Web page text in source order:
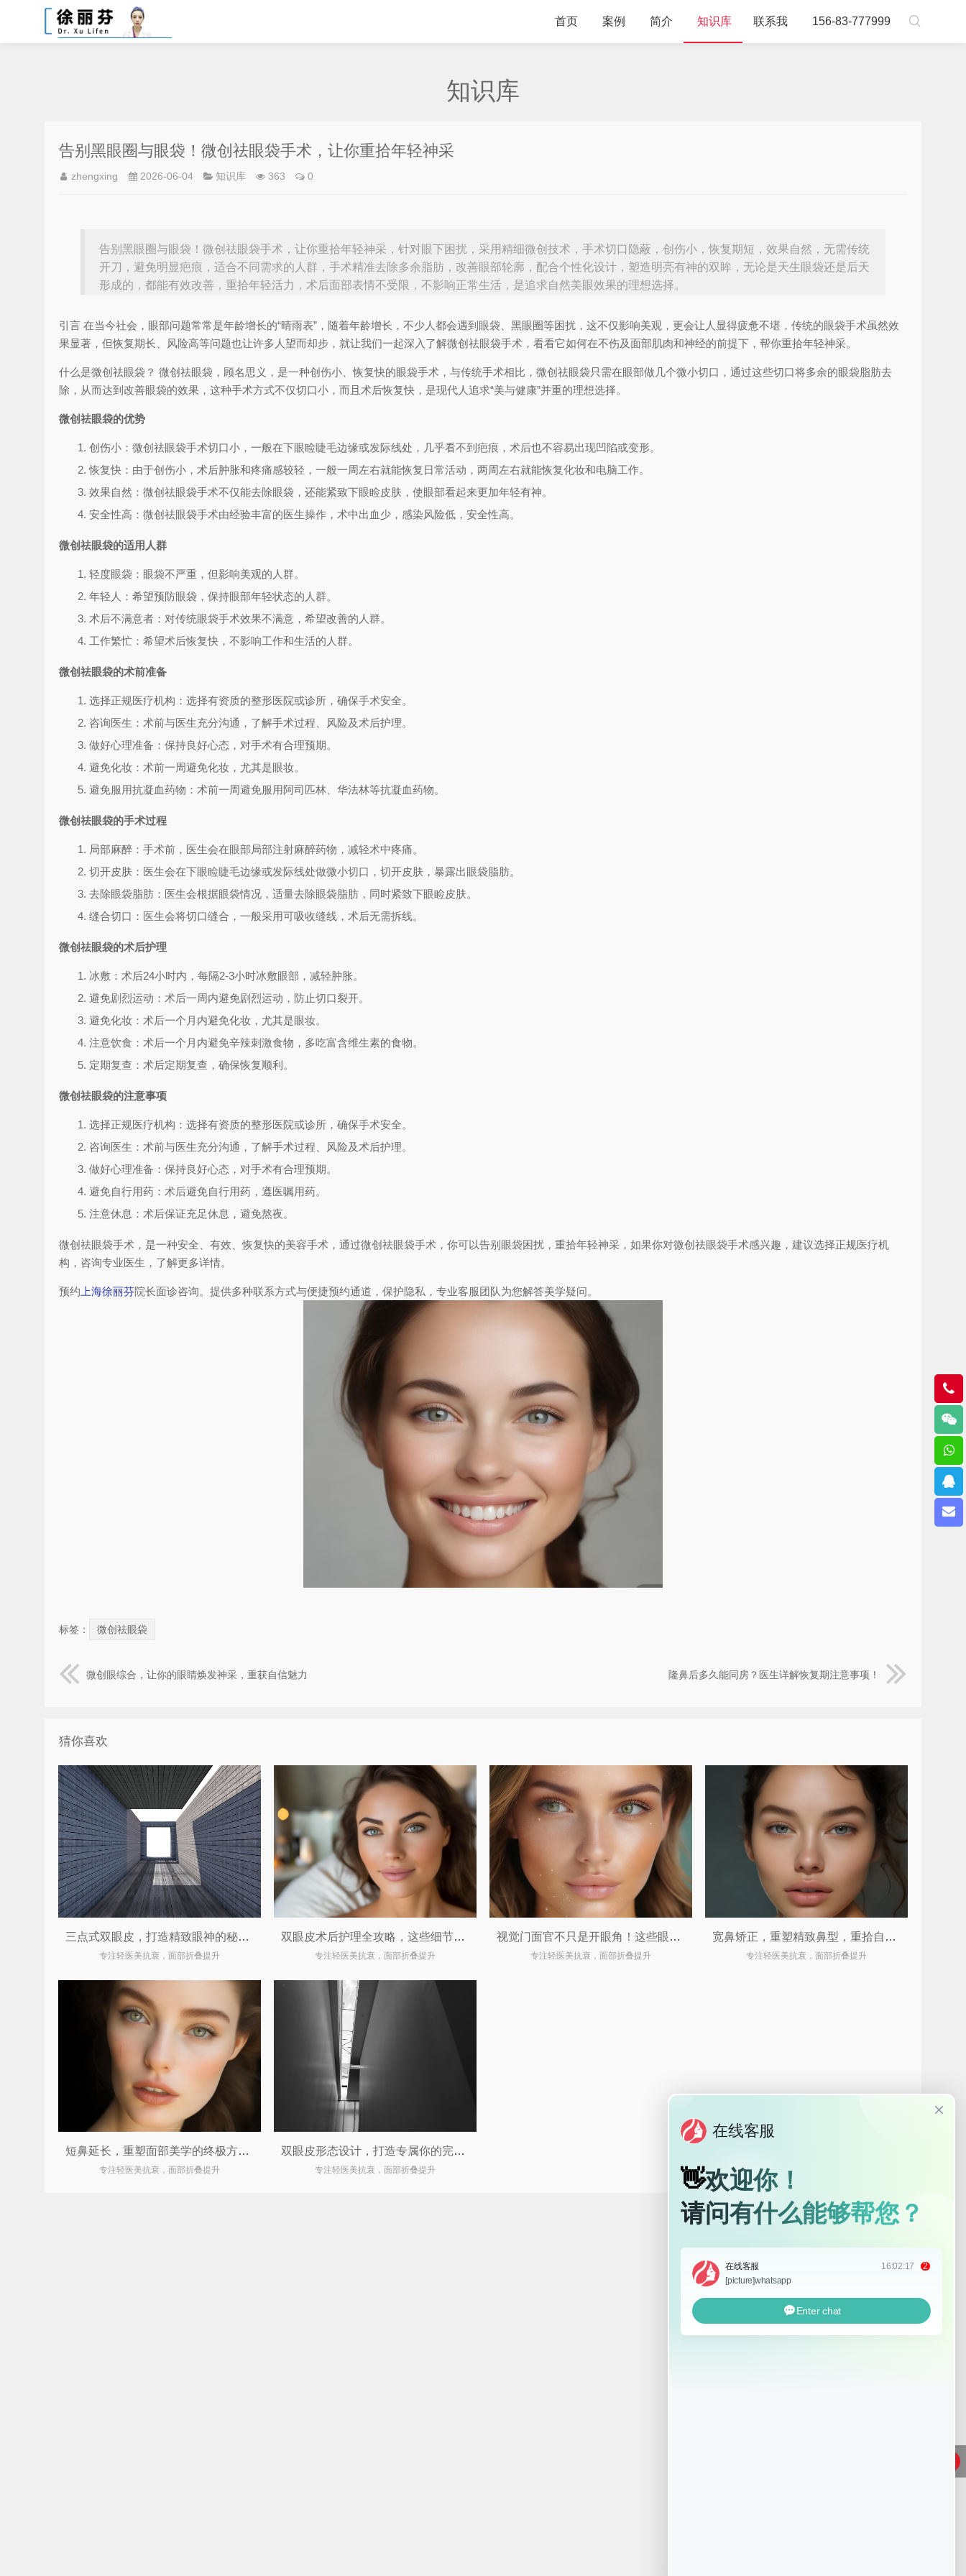
首页 案例 简介 知识库 联系我 156-83-777999 
知识库
告别黑眼圈与眼袋！微创祛眼袋手术，让你重拾年轻神采
zhengxing 2026-06-04 知识库 363 0
告别黑眼圈与眼袋！微创祛眼袋手术，让你重拾年轻神采，针对眼下困扰，采用精细微创技术，手术切口隐蔽，创伤小，恢复期短，效果自然，无需传统
开刀，避免明显疤痕，适合不同需求的人群，手术精准去除多余脂肪，改善眼部轮廓，配合个性化设计，塑造明亮有神的双眸，无论是天生眼袋还是后天
形成的，都能有效改善，重拾年轻活力，术后面部表情不受限，不影响正常生活，是追求自然美眼效果的理想选择。
引言 在当今社会，眼部问题常常是年龄增长的“晴雨表”，随着年龄增长，不少人都会遇到眼袋、黑眼圈等困扰，这不仅影响美观，更会让人显得疲惫不堪，传统的眼袋手术虽然效
果显著，但恢复期长、风险高等问题也让许多人望而却步，就让我们一起深入了解微创祛眼袋手术，看看它如何在不伤及面部肌肉和神经的前提下，帮你重拾年轻神采。
什么是微创祛眼袋？ 微创祛眼袋，顾名思义，是一种创伤小、恢复快的眼袋手术，与传统手术相比，微创祛眼袋只需在眼部做几个微小切口，通过这些切口将多余的眼袋脂肪去
除，从而达到改善眼袋的效果，这种手术方式不仅切口小，而且术后恢复快，是现代人追求“美与健康”并重的理想选择。
微创祛眼袋的优势
创伤小：微创祛眼袋手术切口小，一般在下眼睑睫毛边缘或发际线处，几乎看不到疤痕，术后也不容易出现凹陷或变形。
恢复快：由于创伤小，术后肿胀和疼痛感较轻，一般一周左右就能恢复日常活动，两周左右就能恢复化妆和电脑工作。
效果自然：微创祛眼袋手术不仅能去除眼袋，还能紧致下眼睑皮肤，使眼部看起来更加年轻有神。
安全性高：微创祛眼袋手术由经验丰富的医生操作，术中出血少，感染风险低，安全性高。
微创祛眼袋的适用人群
轻度眼袋：眼袋不严重，但影响美观的人群。
年轻人：希望预防眼袋，保持眼部年轻状态的人群。
术后不满意者：对传统眼袋手术效果不满意，希望改善的人群。
工作繁忙：希望术后恢复快，不影响工作和生活的人群。
微创祛眼袋的术前准备
选择正规医疗机构：选择有资质的整形医院或诊所，确保手术安全。
咨询医生：术前与医生充分沟通，了解手术过程、风险及术后护理。
做好心理准备：保持良好心态，对手术有合理预期。
避免化妆：术前一周避免化妆，尤其是眼妆。
避免服用抗凝血药物：术前一周避免服用阿司匹林、华法林等抗凝血药物。
微创祛眼袋的手术过程
局部麻醉：手术前，医生会在眼部局部注射麻醉药物，减轻术中疼痛。
切开皮肤：医生会在下眼睑睫毛边缘或发际线处做微小切口，切开皮肤，暴露出眼袋脂肪。
去除眼袋脂肪：医生会根据眼袋情况，适量去除眼袋脂肪，同时紧致下眼睑皮肤。
缝合切口：医生会将切口缝合，一般采用可吸收缝线，术后无需拆线。
微创祛眼袋的术后护理
冰敷：术后24小时内，每隔2-3小时冰敷眼部，减轻肿胀。
避免剧烈运动：术后一周内避免剧烈运动，防止切口裂开。
避免化妆：术后一个月内避免化妆，尤其是眼妆。
注意饮食：术后一个月内避免辛辣刺激食物，多吃富含维生素的食物。
定期复查：术后定期复查，确保恢复顺利。
微创祛眼袋的注意事项
选择正规医疗机构：选择有资质的整形医院或诊所，确保手术安全。
咨询医生：术前与医生充分沟通，了解手术过程、风险及术后护理。
做好心理准备：保持良好心态，对手术有合理预期。
避免自行用药：术后避免自行用药，遵医嘱用药。
注意休息：术后保证充足休息，避免熬夜。
微创祛眼袋手术，是一种安全、有效、恢复快的美容手术，通过微创祛眼袋手术，你可以告别眼袋困扰，重拾年轻神采，如果你对微创祛眼袋手术感兴趣，建议选择正规医疗机
构，咨询专业医生，了解更多详情。
预约 上海徐丽芬院长面诊咨询。提供多种联系方式与便捷预约通道，保护隐私，专业客服团队为您解答美学疑问。
标签： 微创祛眼袋
微创眼综合，让你的眼睛焕发神采，重获自信魅力 隆鼻后多久能同房？医生详解恢复期注意事项！
猜你喜欢
三点式双眼皮，打造精致眼神的秘密武器
专注轻医美抗衰，面部折叠提升
双眼皮术后护理全攻略，这些细节你一定要知道！
专注轻医美抗衰，面部折叠提升
视觉门面官不只是开眼角！这些眼整形手术让你由内而外散发光彩 ✨
专注轻医美抗衰，面部折叠提升
宽鼻矫正，重塑精致鼻型，重拾自信魅力
专注轻医美抗衰，面部折叠提升
短鼻延长，重塑面部美学的终极方案！
专注轻医美抗衰，面部折叠提升
双眼皮形态设计，打造专属你的完美眼眸
专注轻医美抗衰，面部折叠提升